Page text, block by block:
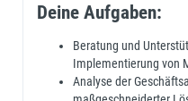
Deine Aufgaben:
Beratung und
Implementierung von
Analyse der